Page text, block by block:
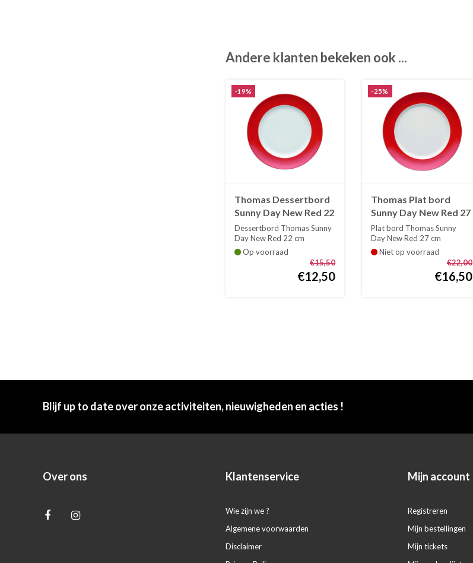
Andere klanten bekeken ook ...
-19%
Thomas Dessertbord
Sunny Day New Red 22
cm
Dessertbord Thomas Sunny
Day New Red 22 cm
De reeks Sunny D...
Op voorraad
€15,50
€12,50
-25%
Thomas Plat bord
Sunny Day New Red 27
cm
Plat bord Thomas Sunny
Day New Red 27 cm
De reeks Sunny Day...
Niet op voorraad
€22,00
€16,50
Blijf up to date over onze activiteiten, nieuwigheden en acties !
Over ons Klantenservice
Wie zijn we ?
Algemene voorwaarden
Disclaimer
Mijn account
Registreren
Mijn bestellingen
Mijn tickets